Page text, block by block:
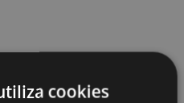
cookies